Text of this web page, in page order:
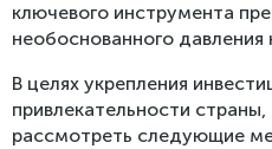
ключевого инструмента
необоснованного давления
В целях укрепления
привлекательности страны,
рассмотреть следующие